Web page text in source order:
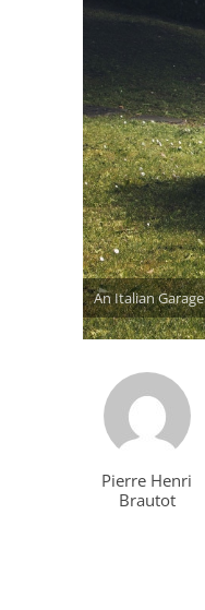
An Italian Garage
Pierre Henri
Brautot